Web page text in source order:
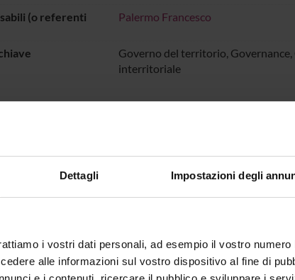
Dettagli Impostazioni degli
i vostri dati personali, ad esempio il vostro
alle informazioni sul vostro dispositivo al fine di
(o referenti
Palermo Francesco
Governo del territorio,
interritoriale
strumenti giuridici per la cooperazione interterritoriale in
FINANZIATORI: